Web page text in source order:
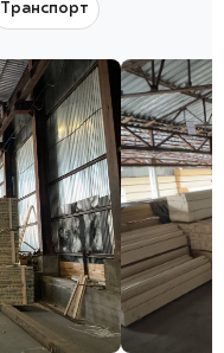
Транспорт